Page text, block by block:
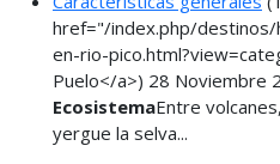
href="/index.php/
en-rio-
Puelo</a>) 28 Noviembre
EcosistemaEntre
yergue la selva...